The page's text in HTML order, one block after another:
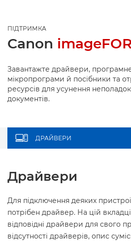
ПІДТРИМКА
Canon
Завантажте драйвери,
мікропрограми й посібники та
ресурсів для усунення
документів.
ДРАЙВЕРИ
Драйвери
Для підключення деяких
потрібен драйвер. На цій
відповідні драйвери для свого
відсутності драйверів, опис